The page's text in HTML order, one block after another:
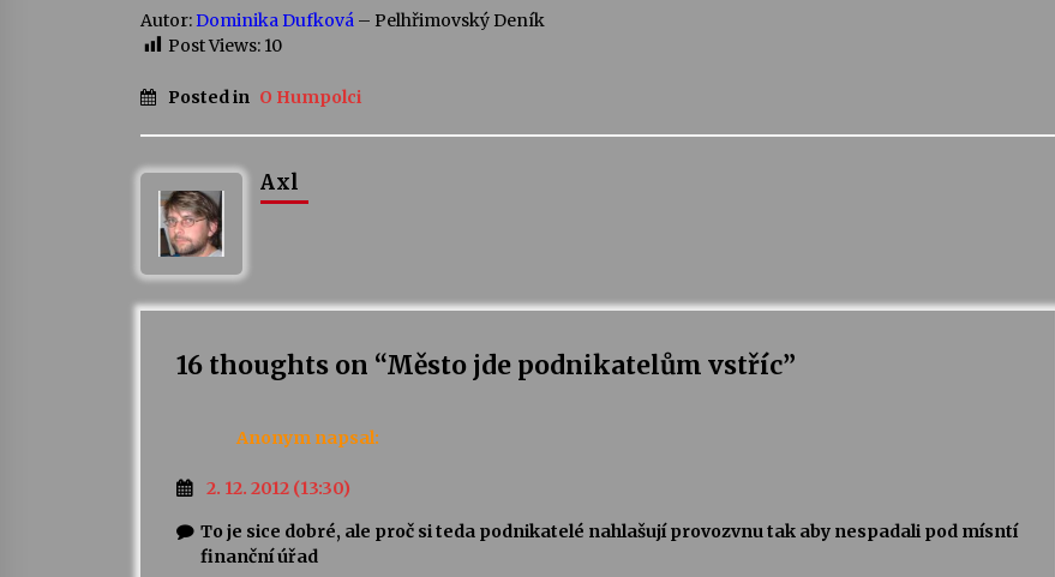
Autor: Dominika Dufková – Pelhřimovský Deník
Post Views: 10
Posted in O Humpolci
Axl
16 thoughts on “Město jde podnikatelům vstříc”
Anonym napsal:
2. 12. 2012 (13:30)
To je sice dobré, ale proč si teda podnikatelé nahlašují provozvnu tak aby nespadali pod mísntí
finanční úřad